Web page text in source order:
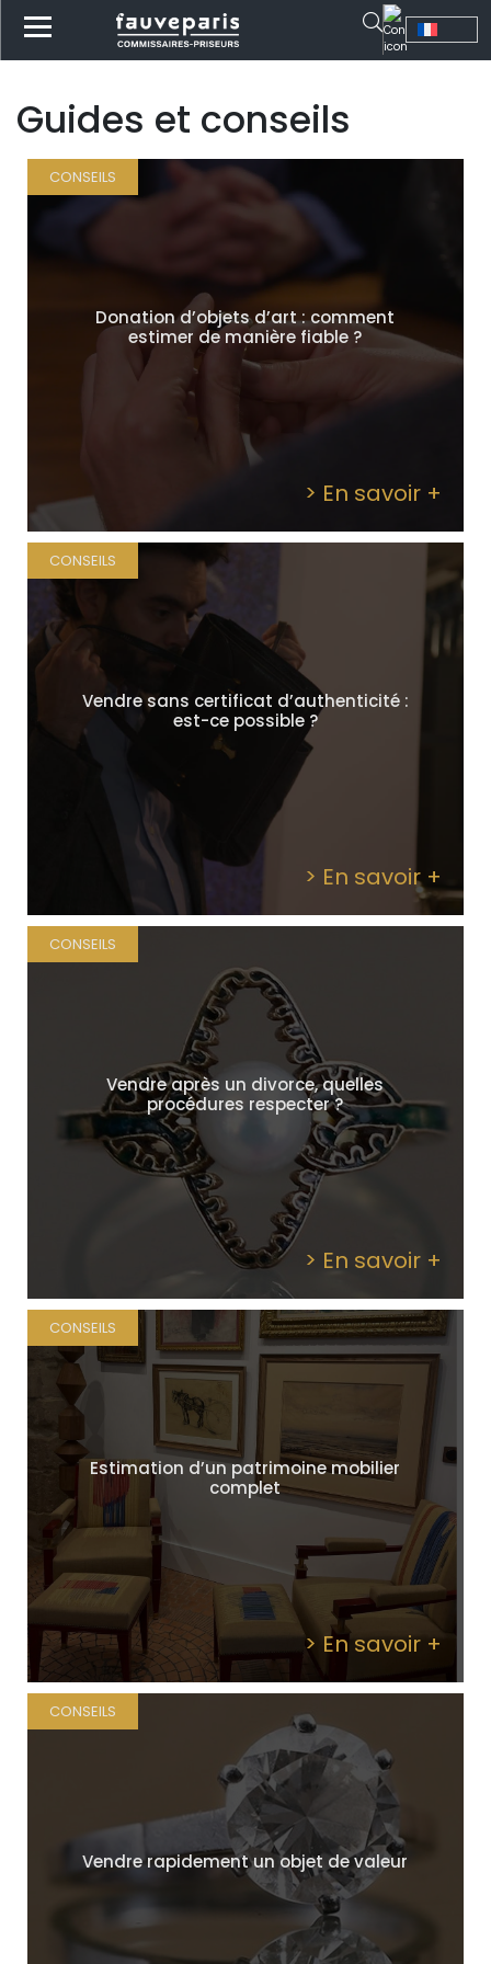
Guides et conseils
CONSEILS
Donation d’objets d’art : comment
estimer de manière fiable ?
> En savoir +
CONSEILS
Vendre sans certificat d’authenticité :
est-ce possible ?
> En savoir +
CONSEILS
Vendre après un divorce, quelles
procédures respecter ?
> En savoir +
CONSEILS
Estimation d’un patrimoine mobilier
complet
> En savoir +
CONSEILS
Vendre rapidement un objet de valeur